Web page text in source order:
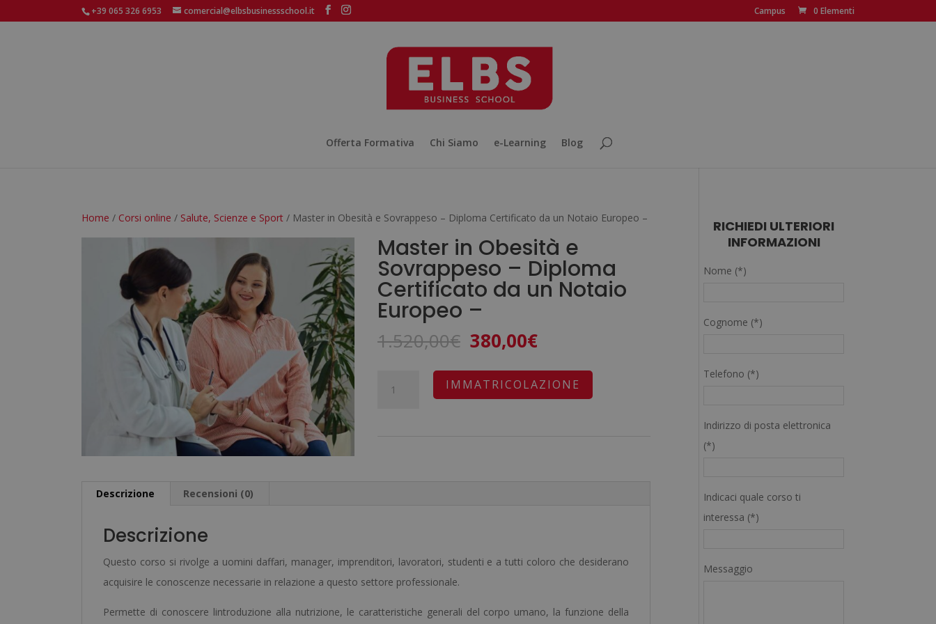
+39 065 326 6953 comercial@elbsbusinessschool.it Campus 0 Elementi
Offerta Formativa Chi Siamo e-Learning Blog
Home / Corsi online / Salute, Scienze e Sport / Master in Obesità e Sovrappeso – Diploma Certificato da un Notaio Europeo –
Master in Obesità e
Sovrappeso – Diploma
Certificato da un Notaio
Europeo –
1.520,00€ Il
originale
era:
380,00€Il
attuale
è:
un
Notaio
IMMATRICOLAZIONE
v
Descrizione Recensioni (0)
Descrizione
Questo corso si rivolge a uomini daffari, manager, imprenditori, lavoratori, studenti e a tutti coloro che desiderano
acquisire le conoscenze necessarie in relazione a questo settore professionale.
Permette di conoscere lintroduzione alla nutrizione, le caratteristiche generali del corpo umano, la funzione della
RICHIEDI ULTERIORI
INFORMAZIONI
Nome (*)
Cognome (*)
Telefono (*)
Indirizzo di posta elettronica
(*)
Indicaci quale corso ti
interessa (*)
Messaggio